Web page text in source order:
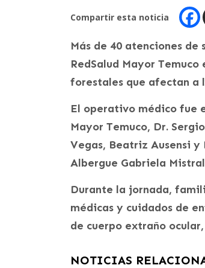
Compartir esta noticia
Más de 40 atenciones
RedSalud Mayor
forestales que afectan a
El operativo médico fue
Mayor Temuco, Dr.
Vegas, Beatriz Ausensi y
Albergue Gabriela
Durante la jornada,
médicas y cuidados de
de cuerpo extraño
NOTICIAS